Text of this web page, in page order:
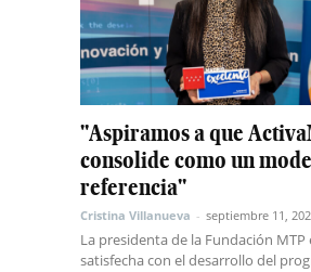
"Aspiramos a que
consolide como un
referencia"
Cristina Villanueva - septiembre 11,
La presidenta de la Fundación
satisfecha con el desarrollo del